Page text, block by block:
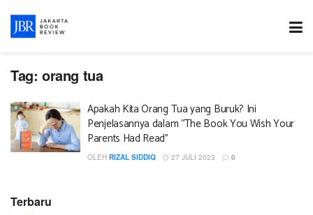
Tag: orang tua
Apakah Kita Orang Tua yang Buruk? Ini
Penjelasannya dalam “The Book You Wish Your
Parents Had Read”
OLEH RIZAL SIDDIQ 27 JULI 2023 0
Terbaru